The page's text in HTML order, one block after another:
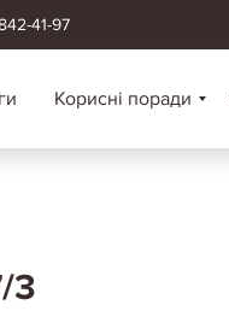
41-97
Корисні поради
3